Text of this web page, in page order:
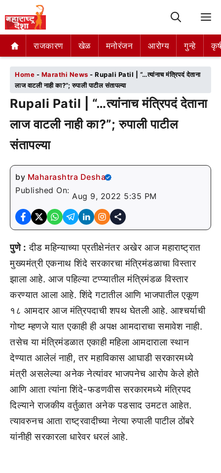
राजकारण खेळ मनोरंजन आरोग्य गुन्हे
राजकारण खेळ मनोरंजन आरोग्य गुन्हे
Home - Marathi News - Rupali Patil | “…त्यांनाच मंत्रिपदं देताना
लाज वाटली नाही का?”; रुपाली पाटील संतापल्या
Rupali Patil | “…त्यांनाच मंत्रिपदं देताना
लाज वाटली नाही का?”; रुपाली पाटील
संतापल्या
by Maharashtra Desha
Published On:
Aug 9, 2022 5:35 PM
पुणे : दीड महिन्याच्या प्रतीक्षेनंतर अखेर आज महाराष्ट्रात
मुख्यमंत्री एकनाथ शिंदे सरकारचा मंत्रिमंडळाचा विस्तार
झाला आहे. आज पहिल्या टप्प्यातील मंत्रिमंडळ विस्तार
करण्यात आला आहे. शिंदे गटातील आणि भाजपातील एकूण
१८ आमदार आज मंत्रिपदाची शपथ घेतली आहे. आश्चर्याची
गोष्ट म्हणजे यात एकाही ही अपक्ष आमदाराचा समावेश नाही.
तसेच या मंत्रिमंडळात एकाही महिला आमदाराला स्थान
देण्यात आलेलं नाही, तर महाविकास आघाडी सरकारमध्ये
मंत्री असलेल्या अनेक नेत्यांवर भाजपनेच आरोप केले होते
आणि आता त्यांना शिंदे-फडणवीस सरकारमध्ये मंत्रिपद
दिल्याने राजकीय वर्तुळात अनेक पडसाद उमटत आहेत.
त्यावरुनच आता राष्ट्रवादीच्या नेत्या रुपाली पाटील ठोंबरे
यांनीही सरकारला धारेवर धरलं आहे.